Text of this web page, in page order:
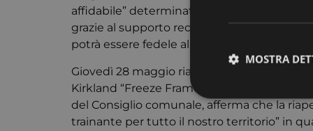
affidabile” determinato a portare avanti la
grazie al supporto reciproco e alla
potrà essere fedele alla sua vocazione,
Giovedì 28 maggio riapre il Centro
Kirkland “Freeze Frame, 60 anni di
del Consiglio comunale, afferma che la
trainante per tutto il nostro territorio” in
MOSTRA